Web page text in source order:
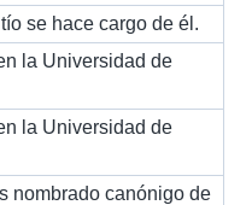
se hace cargo de él.
la Universidad de
la Universidad de
nombrado canónigo de